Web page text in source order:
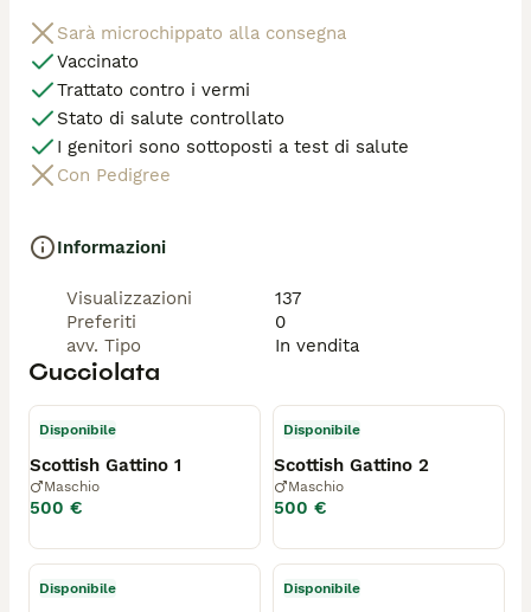
Sarà microchippato alla consegna
Vaccinato
Trattato contro i vermi
Stato di salute controllato
I genitori sono sottoposti a test di salute
Con Pedigree
Informazioni
Visualizzazioni
137
Preferiti
0
avv. Tipo
In vendita
Cucciolata
Disponibile
Scottish Gattino 1
Maschio
500 €
Disponibile
Scottish Gattino 2
Maschio
500 €
Disponibile Disponibile